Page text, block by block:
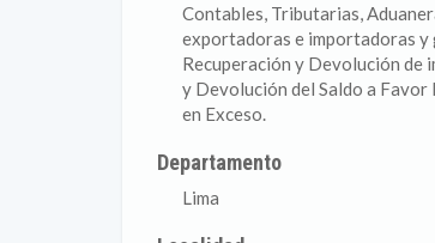
Contables, Tributarias,
exportadoras e importadoras y
Recuperación y Devolución de
y Devolución del Saldo a
en Exceso.
Departamento
Lima